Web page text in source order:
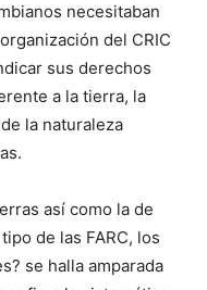
necesitaban
del CRIC
sus derechos
a la tierra, la
la naturaleza
así como la de
de las FARC, los
se halla amparada